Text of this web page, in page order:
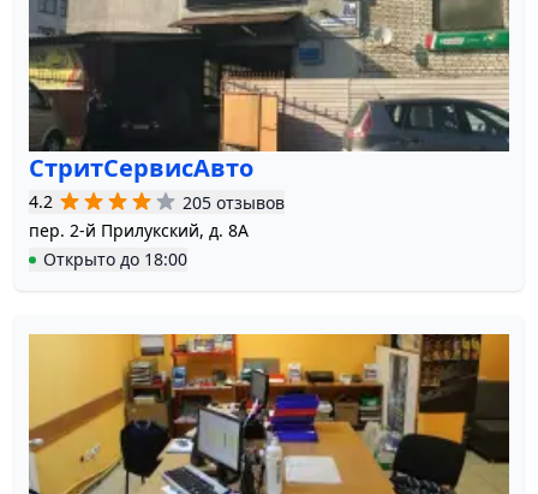
СтритСервисАвто
4.2
205 отзывов
пер. 2-й Прилукский, д. 8А
Открыто до 18:00